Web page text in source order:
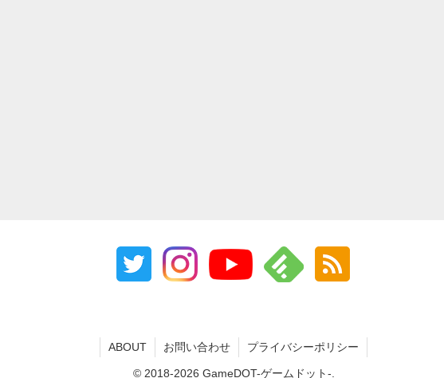
ABOUT お問い合わせ プライバシーポリシー
© 2018-2026 GameDOT-ゲームドット-.